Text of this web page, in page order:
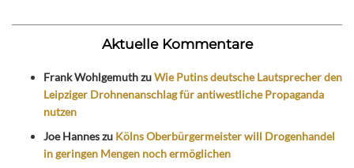
Aktuelle Kommentare
Frank WohlgemuthzuWie Putins deutsche Lautsprecher den
Leipziger Drohnenanschlag für antiwestliche Propaganda
nutzen
Joe Hanneszu Kölns Oberbürgermeister will Drogenhandel
in geringen Mengen noch ermöglichen